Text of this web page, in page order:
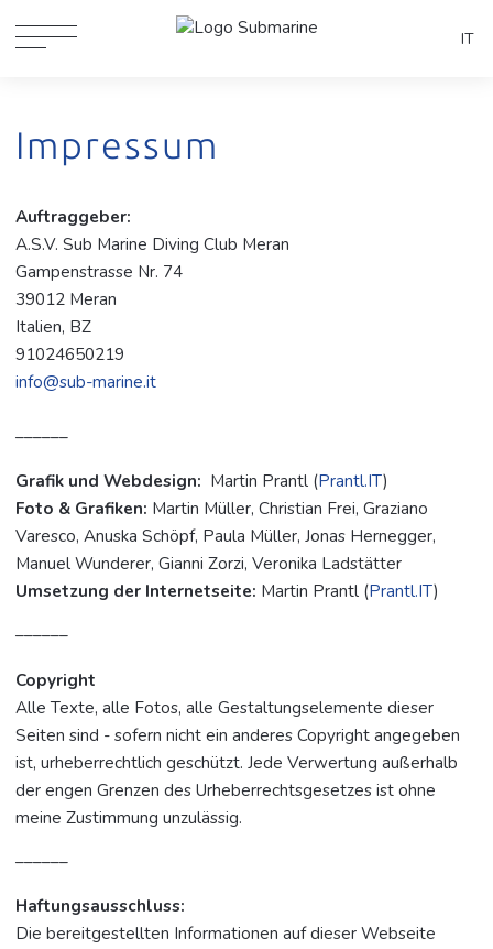
Impressum
Auftraggeber:
A.S.V. Sub Marine Diving Club Meran
Gampenstrasse Nr. 74
39012 Meran
Italien, BZ
91024650219
info@sub-marine.it
––––––
Grafik und Webdesign: Martin Prantl (Prantl.IT)
Foto & Grafiken: Martin Müller, Christian Frei, Graziano
Varesco, Anuska Schöpf, Paula Müller, Jonas Hernegger,
Manuel Wunderer, Gianni Zorzi, Veronika Ladstätter
Umsetzung der Internetseite: Martin Prantl (Prantl.IT)
––––––
Copyright
Alle Texte, alle Fotos, alle Gestaltungselemente dieser
Seiten sind - sofern nicht ein anderes Copyright angegeben
ist, urheberrechtlich geschützt. Jede Verwertung außerhalb
der engen Grenzen des Urheberrechtsgesetzes ist ohne
meine Zustimmung unzulässig.
––––––
Haftungsausschluss:
Die bereitgestellten Informationen auf dieser Webseite
IT